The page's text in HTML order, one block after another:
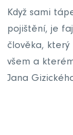
Když sami
pojištění, je
člověka, který
všem a
Jana